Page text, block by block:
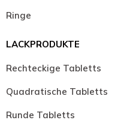
Ringe
LACKPRODUKTE
Rechteckige Tabletts
Quadratische Tabletts
Runde Tabletts